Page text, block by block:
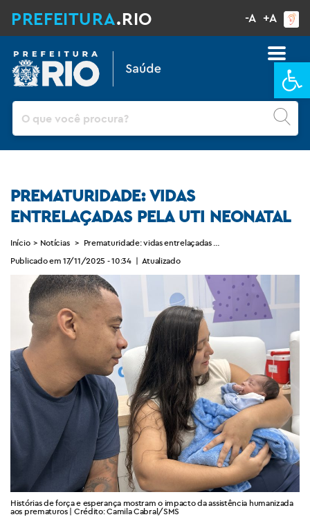
PREFEITURA.RIO -A +A
PREMATURIDADE: VIDAS
ENTRELAÇADAS PELA UTI NEONATAL
Início > Notícias > Prematuridade: vidas entrelaçadas pela UTI Neonatal
Publicado em 17/11/2025 - 10:34 | Atualizado
Histórias de força e esperança mostram o impacto da assistência humanizada
aos prematuros | Crédito: Camila Cabral/SMS